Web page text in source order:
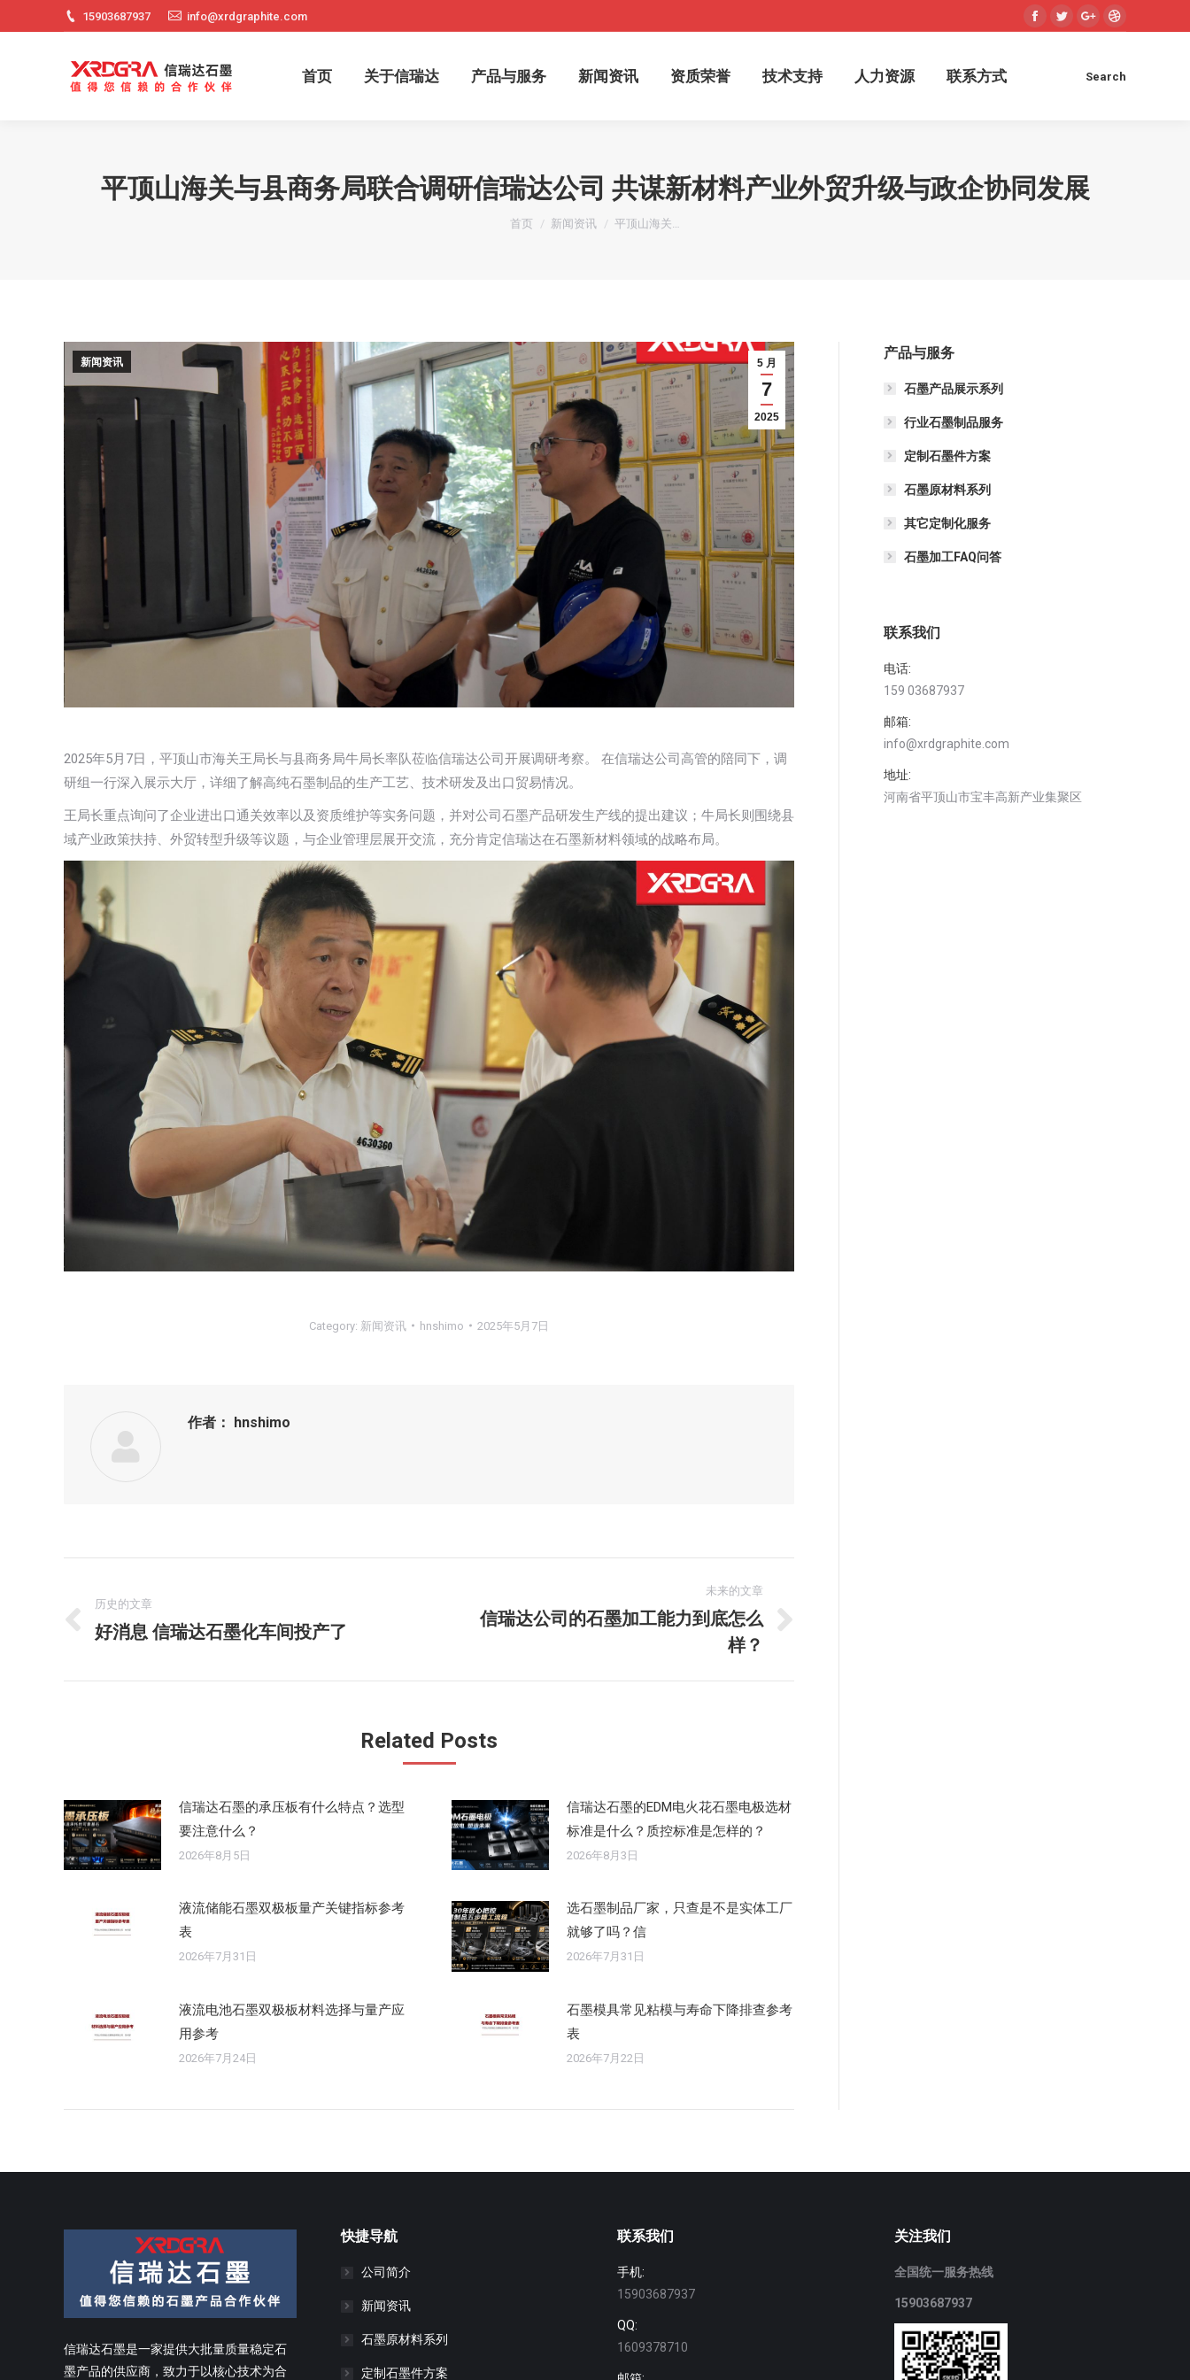
15903687937 info@xrdgraphite.com
Facebook
TwitterGoogle+Dribbble
首页 关于信瑞达 产品与服务 新闻资讯 资质荣誉 技术支持 人力资源 联系方式 Search:
Search
平顶山海关与县商务局联合调研信瑞达公司 共谋新材料产业外贸升级与政企协同发展
您在这里：
首页 新闻资讯 平顶山海关…
5 月
7
2025
新闻资讯
2025年5月7日，平顶山市海关王局长与县商务局牛局长率队莅临信瑞达公司开展调研考察。 在信瑞达公司高管的陪同下，调
研组一行深入展示大厅，详细了解高纯石墨制品的生产工艺、技术研发及出口贸易情况。
王局长重点询问了企业进出口通关效率以及资质维护等实务问题，并对公司石墨产品研发生产线的提出建议；牛局长则围绕县
域产业政策扶持、外贸转型升级等议题，与企业管理层展开交流，充分肯定信瑞达在石墨新材料领域的战略布局。
Category: 新闻资讯 hnshimo 2025年5月7日
作者： hnshimo
章
航
历史的文章
历
的
好消息 信瑞达石墨化车间投产了
未来的文章
的
信瑞达公司的石墨加工能力到底怎么
样？
Related Posts
信瑞达石墨的承压板有什么特点？选型
要注意什么？
2026年8月5日
信瑞达石墨的EDM电火花石墨电极选材
标准是什么？质控标准是怎样的？
2026年8月3日
液流储能石墨双极板量产关键指标参考
表
2026年7月31日
选石墨制品厂家，只查是不是实体工厂
就够了吗？信
2026年7月31日
液流电池石墨双极板材料选择与量产应
用参考
2026年7月24日
石墨模具常见粘模与寿命下降排查参考
表
2026年7月22日
产品与服务
石墨产品展示系列
行业石墨制品服务
定制石墨件方案
石墨原材料系列
其它定制化服务
石墨加工FAQ问答
联系我们
电话:
159 03687937
邮箱:
info@xrdgraphite.com
地址:
河南省平顶山市宝丰高新产业集聚区
信瑞达石墨是一家提供大批量质量稳定石
墨产品的供应商，致力于以核心技术为合
快捷导航
公司简介
新闻资讯
石墨原材料系列
定制石墨件方案
联系我们
手机:
15903687937
QQ:
1609378710
关注我们
全国统一服务热线
15903687937
首页 关于信瑞达 产品与服务 新闻资讯 资质荣誉 技术支持 人力资源 联系方式 Search:
Search